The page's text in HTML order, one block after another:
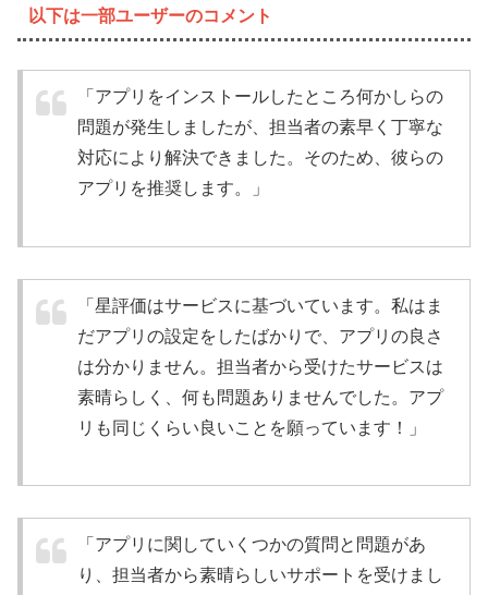
以下は一部ユーザーのコメント
「アプリをインストールしたところ何かしらの
問題が発生しましたが、担当者の素早く丁寧な
対応により解決できました。そのため、彼らの
アプリを推奨します。」
「星評価はサービスに基づいています。私はま
だアプリの設定をしたばかりで、アプリの良さ
は分かりません。担当者から受けたサービスは
素晴らしく、何も問題ありませんでした。アプ
リも同じくらい良いことを願っています！」
「アプリに関していくつかの質問と問題があ
り、担当者から素晴らしいサポートを受けまし